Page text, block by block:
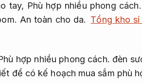
tay, Phù hợp nhiều phong cách.
An toàn cho da. Tổng kho
hợp nhiều phong cách. đèn
để có kế hoạch mua sắm phù